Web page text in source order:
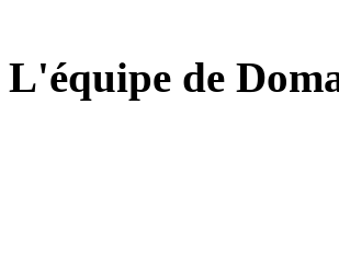
L'équipe de